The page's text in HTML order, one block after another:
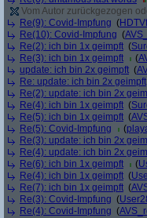
Vom Autor zurückgezogen
Re(9): Covid-Impfung (
Re(10): Covid-Impfung (
Re(2): ich bin 1x geimpft (
Re(3): ich bin 1x geimpft
(
update: ich bin 2x geimpft (
Re: update: ich bin 2x geimpft
Re(2): update: ich bin 2x
Re(4): ich bin 1x geimpft (
Re(5): ich bin 1x geimpft (
Re(5): Covid-Impfung
(
Re(3): update: ich bin 2x
Re(4): update: ich bin 2x
Re(6): ich bin 1x geimpft
(
Re(4): ich bin 1x geimpft (
Re(7): ich bin 1x geimpft (
Re(3): Covid-Impfung (
Re(4): Covid-Impfung (